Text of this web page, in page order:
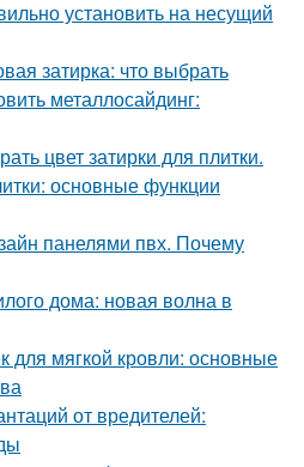
установить на несущий
затирка: что выбрать
металлосайдинг:
цвет затирки для плитки.
основные функции
панелями пвх. Почему
дома: новая волна в
для мягкой кровли: основные
от вредителей: